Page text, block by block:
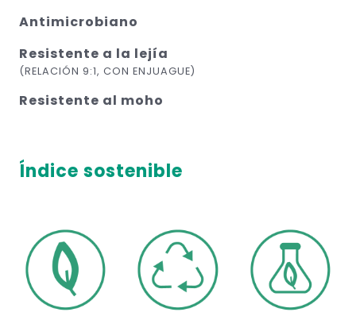
Antimicrobiano
Resistente a la lejía
(RELACIÓN 9:1, CON ENJUAGUE)
Resistente al moho
Índice sostenible